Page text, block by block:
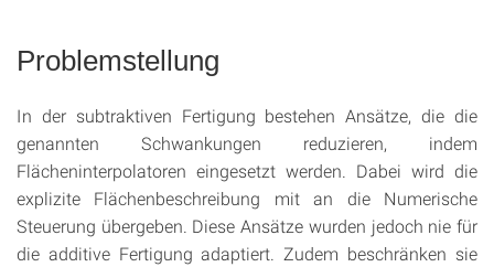
Problemstellung
In der subtraktiven Fertigung bestehen Ansätze, die die
genannten Schwankungen reduzieren, indem
Flächeninterpolatoren eingesetzt werden. Dabei wird die
explizite Flächenbeschreibung mit an die Numerische
Steuerung übergeben. Diese Ansätze wurden jedoch nie für
die additive Fertigung adaptiert. Zudem beschränken sie